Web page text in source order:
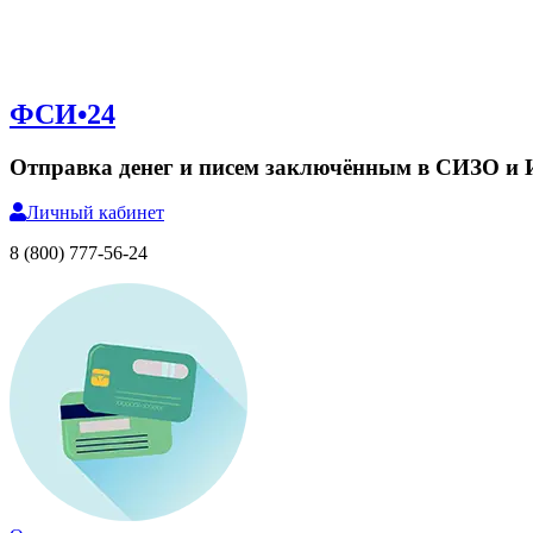
ФСИ•24
Отправка денег и писем заключённым в СИЗО и
Личный кабинет
8 (800) 777-56-24